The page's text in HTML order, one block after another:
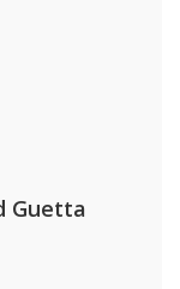
Guetta